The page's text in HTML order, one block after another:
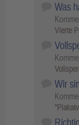
Was
Vierte
Wir